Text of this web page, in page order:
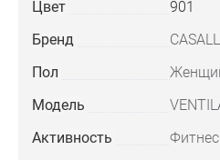
Цвет
901
Бренд
CASALL
Пол
Модель
Активность
Фитнес